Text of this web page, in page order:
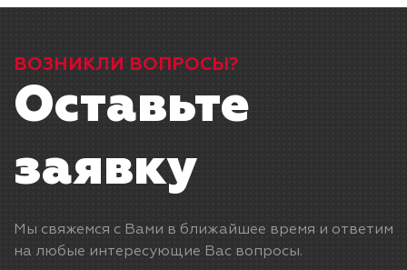
ВОЗНИКЛИ ВОПРОСЫ?
Оставьте
заявку
Мы свяжемся с Вами в ближайшее время и ответим
на любые интересующие Вас вопросы.